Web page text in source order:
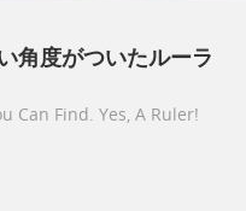
角度がついたルーラ
Can Find. Yes, A Ruler!